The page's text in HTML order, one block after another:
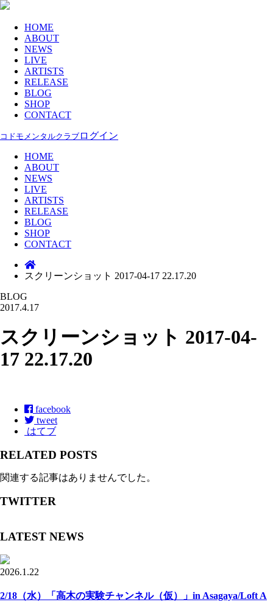
HOME
ABOUT
NEWS
LIVE
ARTISTS
RELEASE
BLOG
SHOP
CONTACT
コドモメンタルクラブ ログイン
HOME
ABOUT
NEWS
LIVE
ARTISTS
RELEASE
BLOG
SHOP
CONTACT
スクリーンショット 2017-04-17 22.17.20
BLOG
2017.4.17
スクリーンショット 2017-04-
17 22.17.20
facebook
tweet
はてブ
RELATED POSTS
関連する記事はありませんでした。
TWITTER
LATEST NEWS
2026.1.22
2/18（水）「高木の実験チャンネル（仮）」in Asagaya/Loft A